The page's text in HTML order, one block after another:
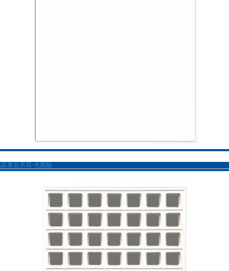
复合天花-光面板